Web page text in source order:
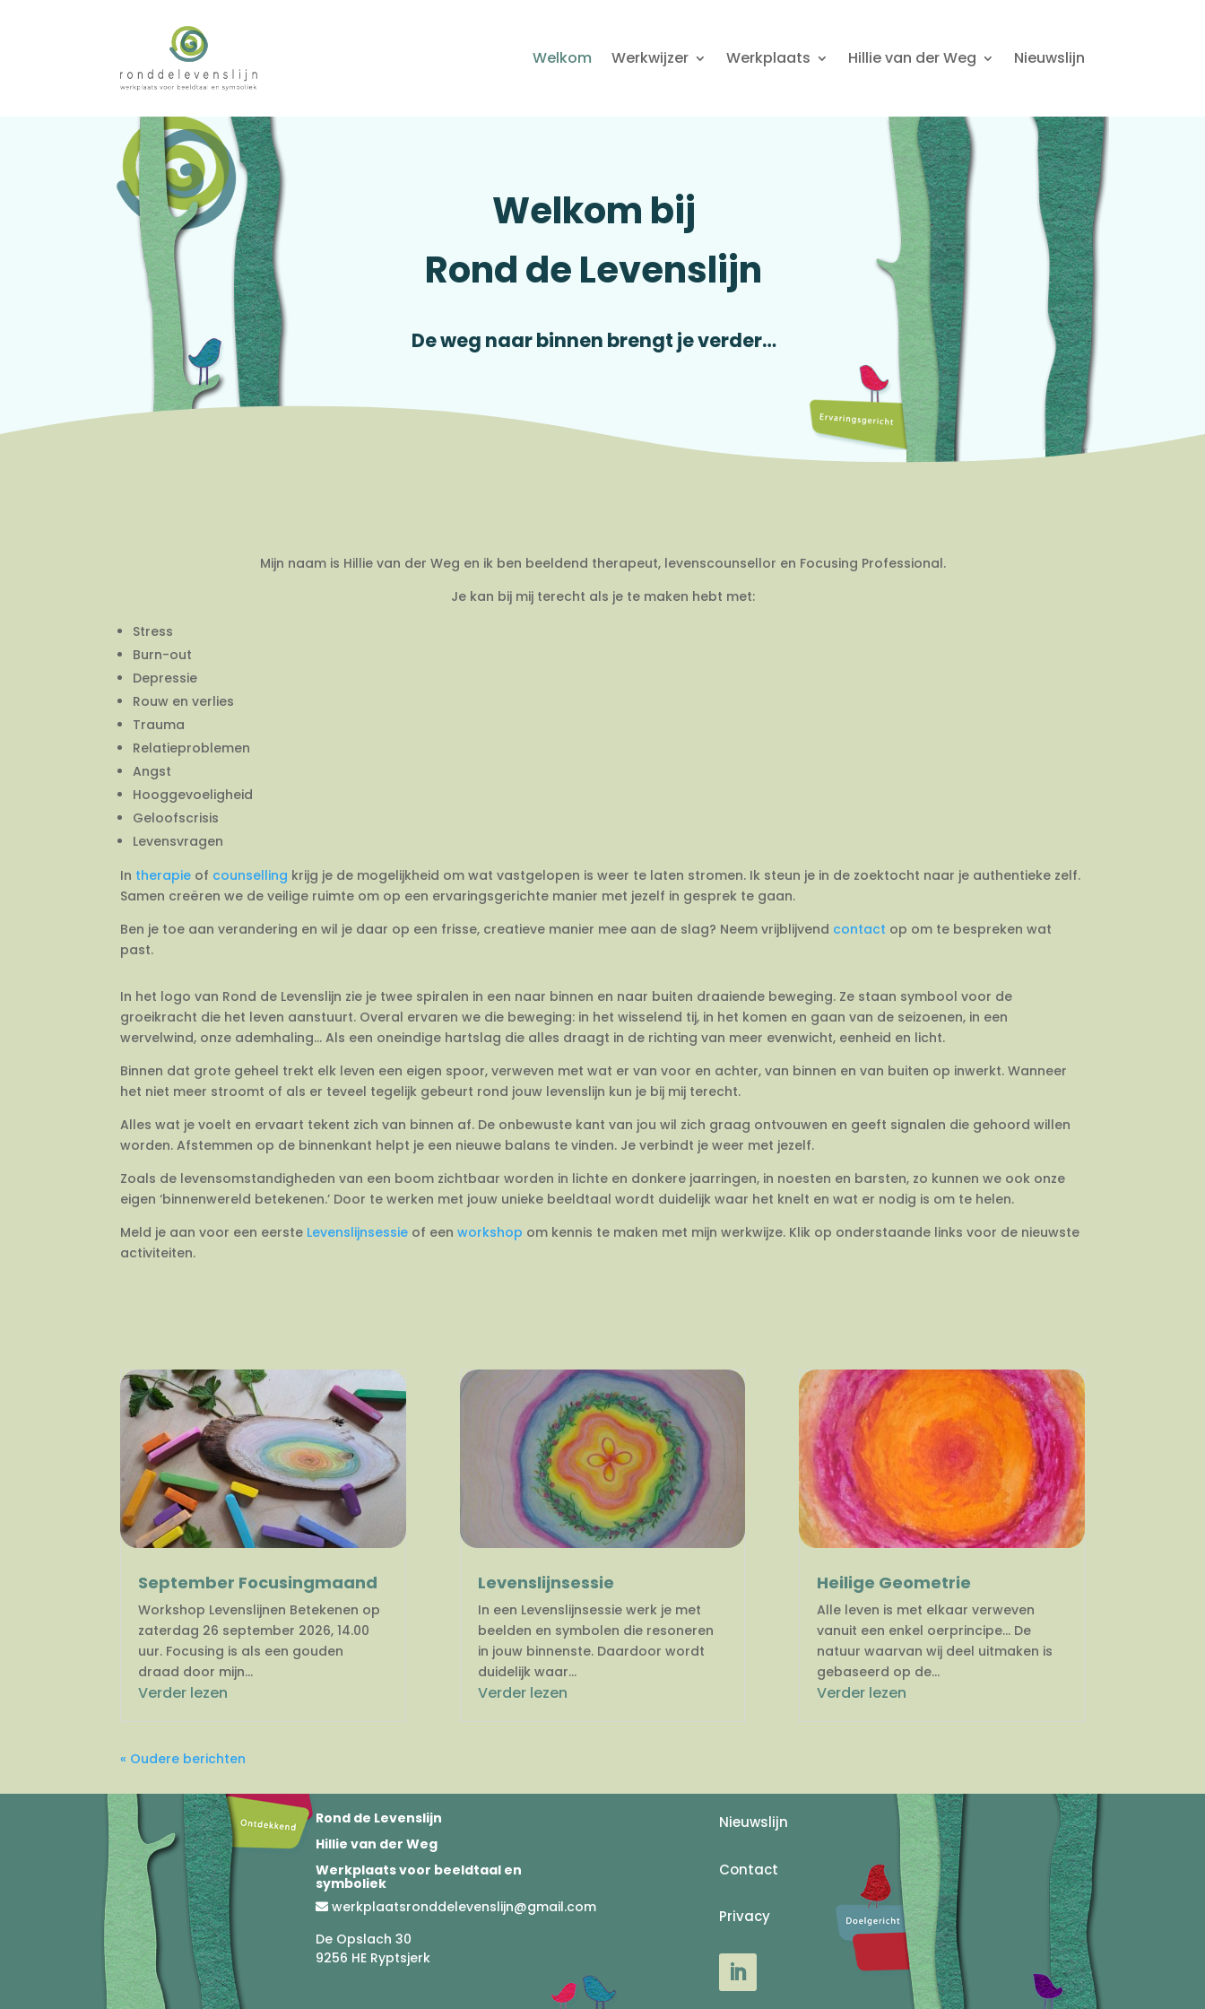
Welkom Werkwijzer Werkplaats Hillie van der Weg Nieuwslijn
Welkom bij
Rond de Levenslijn
De weg naar binnen brengt je verder…
Mijn naam is Hillie van der Weg en ik ben beeldend therapeut, levenscounsellor en Focusing Professional.
Je kan bij mij terecht als je te maken hebt met:
Stress
Burn-out
Depressie
Rouw en verlies
Trauma
Relatieproblemen
Angst
Hooggevoeligheid
Geloofscrisis
Levensvragen
In therapie of counselling krijg je de mogelijkheid om wat vastgelopen is weer te laten stromen. Ik steun je in de zoektocht naar je authentieke zelf.
Samen creëren we de veilige ruimte om op een ervaringsgerichte manier met jezelf in gesprek te gaan.
Ben je toe aan verandering en wil je daar op een frisse, creatieve manier mee aan de slag? Neem vrijblijvend contact op om te bespreken wat
past.
In het logo van Rond de Levenslijn zie je twee spiralen in een naar binnen en naar buiten draaiende beweging. Ze staan symbool voor de
groeikracht die het leven aanstuurt. Overal ervaren we die beweging: in het wisselend tij, in het komen en gaan van de seizoenen, in een
wervelwind, onze ademhaling… Als een oneindige hartslag die alles draagt in de richting van meer evenwicht, eenheid en licht.
Binnen dat grote geheel trekt elk leven een eigen spoor, verweven met wat er van voor en achter, van binnen en van buiten op inwerkt. Wanneer
het niet meer stroomt of als er teveel tegelijk gebeurt rond jouw levenslijn kun je bij mij terecht.
Alles wat je voelt en ervaart tekent zich van binnen af. De onbewuste kant van jou wil zich graag ontvouwen en geeft signalen die gehoord willen
worden. Afstemmen op de binnenkant helpt je een nieuwe balans te vinden. Je verbindt je weer met jezelf.
Zoals de levensomstandigheden van een boom zichtbaar worden in lichte en donkere jaarringen, in noesten en barsten, zo kunnen we ook onze
eigen ‘binnenwereld betekenen.’ Door te werken met jouw unieke beeldtaal wordt duidelijk waar het knelt en wat er nodig is om te helen.
Meld je aan voor een eerste Levenslijnsessie of eenworkshop om kennis te maken met mijn werkwijze. Klik op onderstaande links voor de nieuwste
activiteiten.
September Focusingmaand
Workshop Levenslijnen Betekenen op
zaterdag 26 september 2026, 14.00
uur. Focusing is als een gouden
draad door mijn...
Verder lezen
Levenslijnsessie
In een Levenslijnsessie werk je met
beelden en symbolen die resoneren
in jouw binnenste. Daardoor wordt
duidelijk waar...
Verder lezen
Heilige Geometrie
Alle leven is met elkaar verweven
vanuit een enkel oerprincipe… De
natuur waarvan wij deel uitmaken is
gebaseerd op de...
Verder lezen
« Oudere berichten
Rond de Levenslijn
Hillie van der Weg
Werkplaats voor beeldtaal en
symboliek
werkplaatsronddelevenslijn@gmail.com
De Opslach 30
9256 HE Ryptsjerk
Nieuwslijn
Contact
Privacy